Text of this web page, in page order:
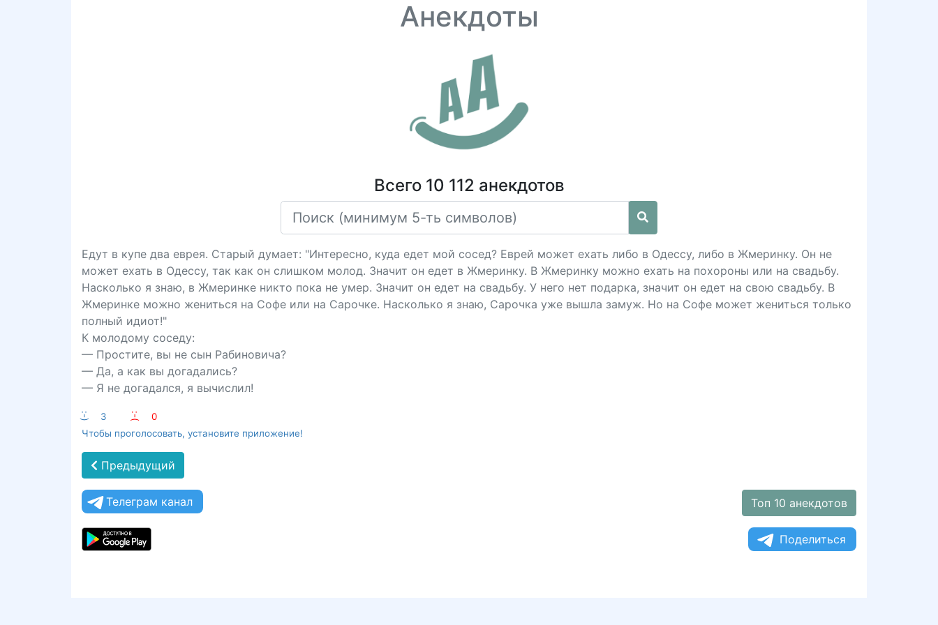
Анекдоты
Всего 10 112 анекдотов
Едут в купе два еврея. Старый думает: "Интересно, куда едет мой сосед? Еврей может ехать либо в Одессу, либо в Жмеринку. Он не
может ехать в Одессу, так как он слишком молод. Значит он едет в Жмеринку. В Жмеринку можно ехать на похороны или на свадьбу.
Насколько я знаю, в Жмеринке никто пока не умер. Значит он едет на свадьбу. У него нет подарка, значит он едет на свою свадьбу. В
Жмеринке можно жениться на Софе или на Сарочке. Насколько я знаю, Сарочка уже вышла замуж. Но на Софе может жениться только
полный идиот!"
К молодому соседу:
— Простите, вы не сын Рабиновича?
— Да, а как вы догадались?
— Я не догадался, я вычислил!
:-) 3 :-(
0
Чтобы проголосовать, установите приложение!
Предыдущий
Телеграм канал Топ 10 анекдотов
Поделиться